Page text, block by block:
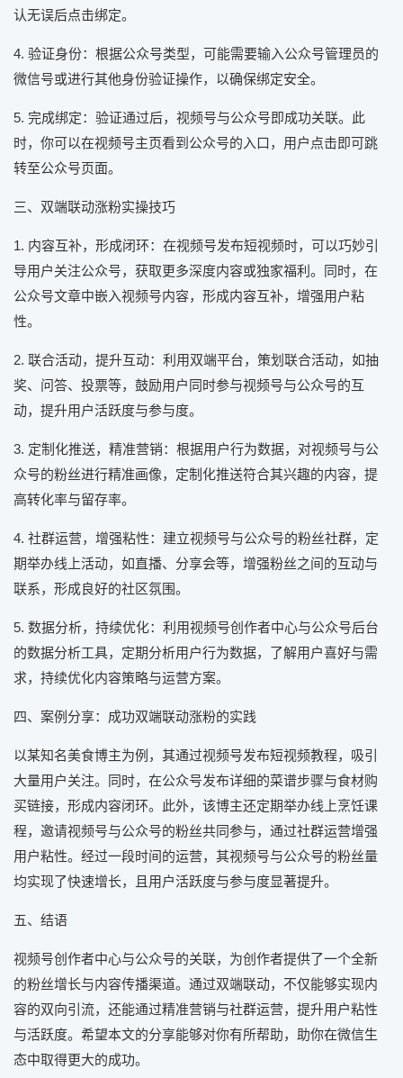
认无误后点击绑定。
4. 验证身份：根据公众号类型，可能需要输入公众号管理员的
微信号或进行其他身份验证操作，以确保绑定安全。
5. 完成绑定：验证通过后，视频号与公众号即成功关联。此
时，你可以在视频号主页看到公众号的入口，用户点击即可跳
转至公众号页面。
三、双端联动涨粉实操技巧
1. 内容互补，形成闭环：在视频号发布短视频时，可以巧妙引
导用户关注公众号，获取更多深度内容或独家福利。同时，在
公众号文章中嵌入视频号内容，形成内容互补，增强用户粘
性。
2. 联合活动，提升互动：利用双端平台，策划联合活动，如抽
奖、问答、投票等，鼓励用户同时参与视频号与公众号的互
动，提升用户活跃度与参与度。
3. 定制化推送，精准营销：根据用户行为数据，对视频号与公
众号的粉丝进行精准画像，定制化推送符合其兴趣的内容，提
高转化率与留存率。
4. 社群运营，增强粘性：建立视频号与公众号的粉丝社群，定
期举办线上活动，如直播、分享会等，增强粉丝之间的互动与
联系，形成良好的社区氛围。
5. 数据分析，持续优化：利用视频号创作者中心与公众号后台
的数据分析工具，定期分析用户行为数据，了解用户喜好与需
求，持续优化内容策略与运营方案。
四、案例分享：成功双端联动涨粉的实践
以某知名美食博主为例，其通过视频号发布短视频教程，吸引
大量用户关注。同时，在公众号发布详细的菜谱步骤与食材购
买链接，形成内容闭环。此外，该博主还定期举办线上烹饪课
程，邀请视频号与公众号的粉丝共同参与，通过社群运营增强
用户粘性。经过一段时间的运营，其视频号与公众号的粉丝量
均实现了快速增长，且用户活跃度与参与度显著提升。
五、结语
视频号创作者中心与公众号的关联，为创作者提供了一个全新
的粉丝增长与内容传播渠道。通过双端联动，不仅能够实现内
容的双向引流，还能通过精准营销与社群运营，提升用户粘性
与活跃度。希望本文的分享能够对你有所帮助，助你在微信生
态中取得更大的成功。